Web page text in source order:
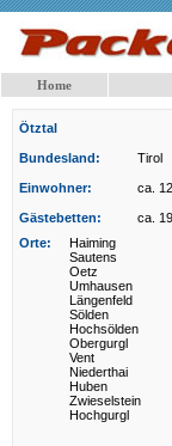
Home
Ötztal
Bundesland: Tirol
Einwohner: ca.
Gästebetten:
ca.
Orte:
Haiming
Sautens
Oetz
Umhausen
Längenfeld
Sölden
Hochsölden
Obergurgl
Vent
Niederthai
Huben
Zwieselstein
Hochgurgl